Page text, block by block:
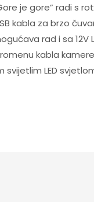
je gore” radi s
kabla za brzo
rad i sa
kabla kamere
svijetlim LED